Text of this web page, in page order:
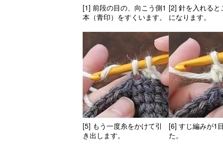
[1] 前段の目の、向こう側1
本（青印）をすくいます。
[2] 針を入れると
になります。
[5] もう一度糸をかけて引
き出します。
[6] すじ編みが1
た。